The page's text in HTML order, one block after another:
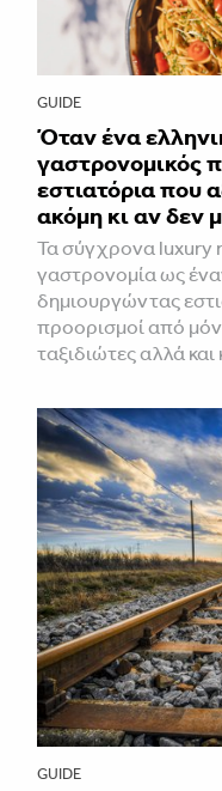
GUIDE
Όταν ένα
γαστρονομικός
εστιατόρια που
ακόμη κι αν δεν
Τα σύγχρονα luxury
γαστρονομία ως
δημιουργώντας
προορισμοί από
ταξιδιώτες αλλά
GUIDE